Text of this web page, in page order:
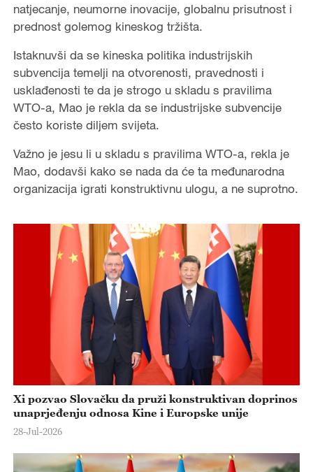
natjecanje, neumorne inovacije, globalnu prisutnost i
prednost golemog kineskog tržišta.
Istaknuvši da se kineska politika industrijskih
subvencija temelji na otvorenosti, pravednosti i
usklađenosti te da je strogo u skladu s pravilima
WTO-a, Mao je rekla da se industrijske subvencije
često koriste diljem svijeta.
Važno je jesu li u skladu s pravilima WTO-a, rekla je
Mao, dodavši kako se nada da će ta međunarodna
organizacija igrati konstruktivnu ulogu, a ne suprotno.
Xi pozvao Slovačku da pruži konstruktivan doprinos
unaprjeđenju odnosa Kine i Europske unije
28-Jul-2026